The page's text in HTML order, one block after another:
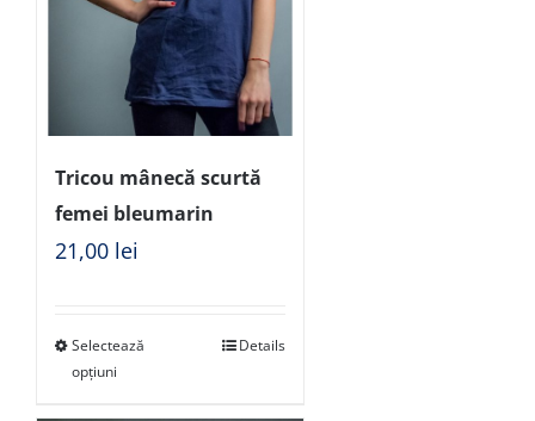
Tricou mânecă scurtă
femei bleumarin
21,00 lei
Selectează
opțiuni
Details